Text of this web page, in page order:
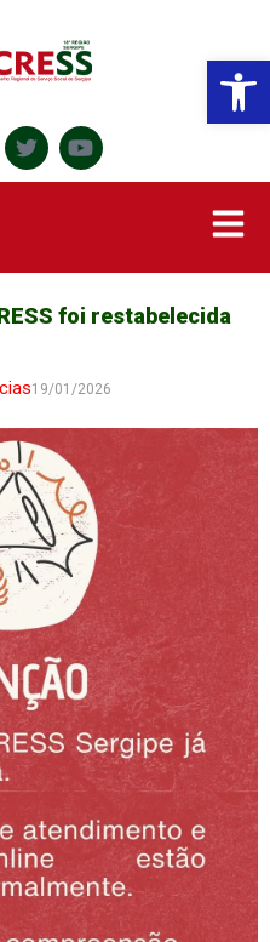
foi restabelecida
19/01/2026